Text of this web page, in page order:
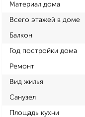
Материал дома
Всего этажей в доме
Балкон
Год постройки дома
Ремонт
Вид жилья
Санузел
Площадь кухни